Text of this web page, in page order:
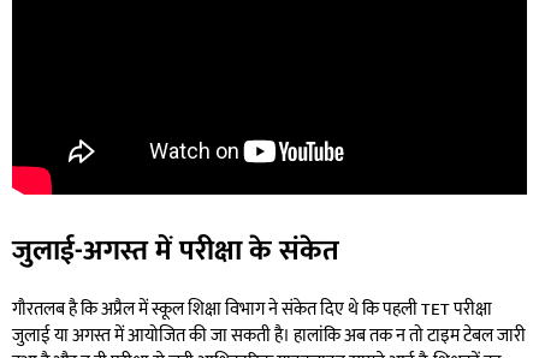
जुलाई-अगस्त में परीक्षा के संकेत
गौरतलब है कि अप्रैल में स्कूल शिक्षा विभाग ने संकेत दिए थे कि पहली TET परीक्षा
जुलाई या अगस्त में आयोजित की जा सकती है। हालांकि अब तक न तो टाइम टेबल जारी